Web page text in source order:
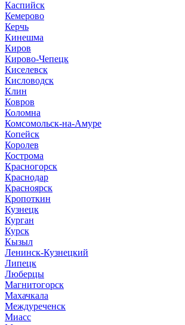
Каспийск
Кемерово
Керчь
Кинешма
Киров
Кирово-Чепецк
Киселевск
Кисловодск
Клин
Ковров
Коломна
Комсомольск-на-Амуре
Копейск
Королев
Кострома
Красногорск
Краснодар
Красноярск
Кропоткин
Кузнецк
Курган
Курск
Кызыл
Ленинск-Кузнецкий
Липецк
Люберцы
Магнитогорск
Махачкала
Междуреченск
Миасс